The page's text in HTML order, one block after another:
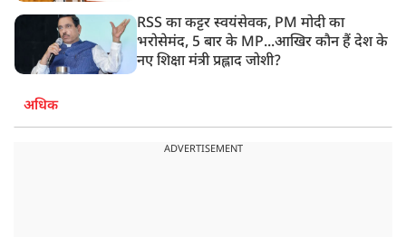
RSS का कट्टर स्वयंसेवक, PM मोदी का
भरोसेमंद, 5 बार के MP...आखिर कौन हैं देश के
नए शिक्षा मंत्री प्रह्लाद जोशी?
अधिक
ADVERTISEMENT